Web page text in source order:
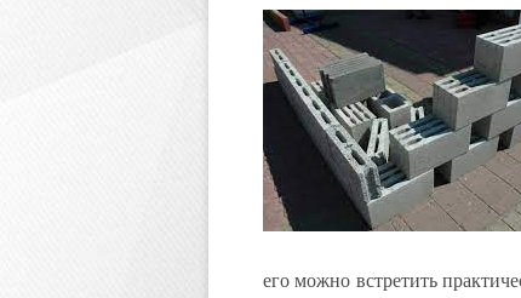
его можно встретить